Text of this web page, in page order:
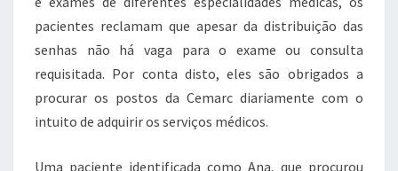
pacientes reclamam que apesar da distribuição das
senhas não há vaga para o exame ou consulta
requisitada. Por conta disto, eles são obrigados a
procurar os postos da Cemarc diariamente com o
intuito de adquirir os serviços médicos.
Uma paciente identificada como Ana, que procurou